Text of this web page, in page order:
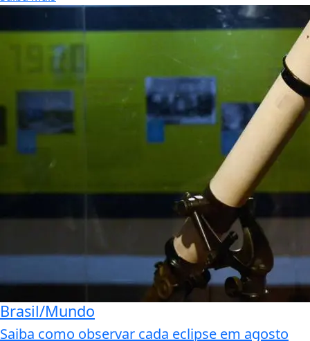
Brasil/Mundo
Saiba como observar cada eclipse em agosto